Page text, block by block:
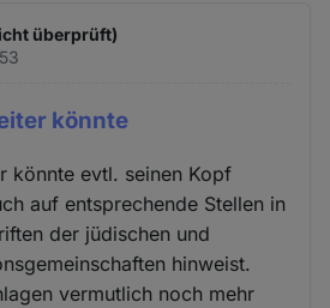
überprüft)
könnte
könnte evtl. seinen Kopf
auf entsprechende Stellen in
der jüdischen und
hinweist.
vermutlich noch mehr